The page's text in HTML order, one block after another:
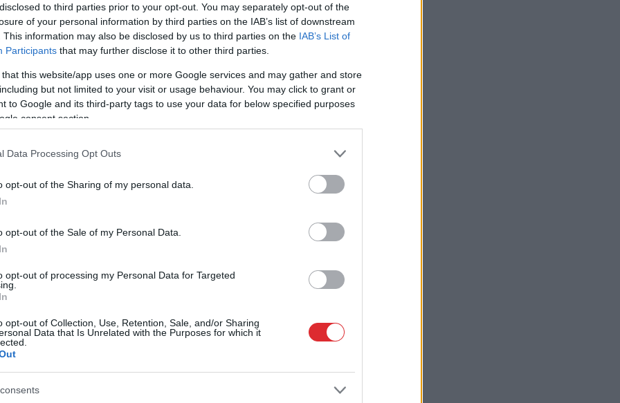
to third parties prior to your opt-out. You may separately opt-out of the
of your personal information by third parties on the IAB’s list of downstream
This information may also be disclosed by us to third parties on the IAB’s List of
Participants that may further disclose it to other third parties.
that this website/app uses one or more Google services and may gather and store
but not limited to your visit or usage behaviour. You may click to grant or
to Google and its third-party tags to use your data for below specified purposes
consent section.
Data Processing Opt Outs
opt-out of the Sharing of my personal data.
opt-out of the Sale of my Personal Data.
opt-out of processing my Personal Data for Targeted
opt-out of Collection, Use, Retention, Sale, and/or Sharing
Data that Is Unrelated with the Purposes for which it
50 000 krogu un bāru darbinieku, kā arī 20
darbinieku tagad ir bez darba.
ar ceturtdienu, slēgusi visas bērnu aprūpes
Bērzciema
situācija – jahta
brīvprātīgie
palīgā
Eiropasola aizvērt
vaļā vēl plašāk
krogi svētdien slēgti uz šādu pašu periodu.